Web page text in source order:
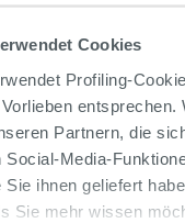
Cookies
Profiling-
Partnern, die
Social-Media-
Sie ihnen geliefert
Sie mehr wissen